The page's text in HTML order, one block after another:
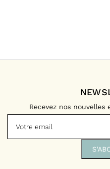
Recevez nos nouvelles